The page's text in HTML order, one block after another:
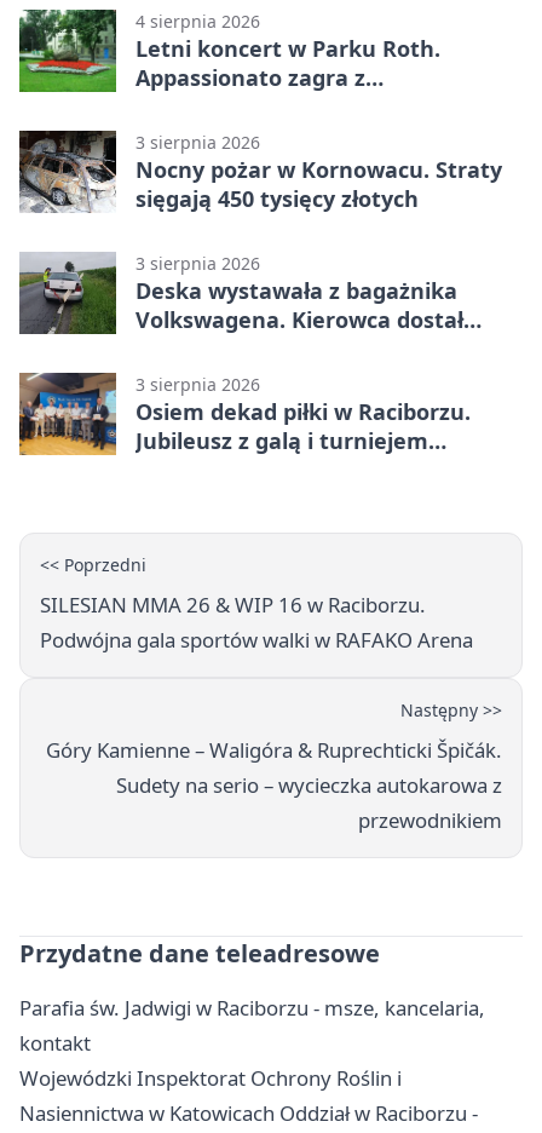
4 sierpnia 2026
Letni koncert w Parku Roth.
Appassionato zagra z
3 sierpnia 2026
Nocny pożar w Kornowacu. Straty
sięgają 450 tysięcy złotych
3 sierpnia 2026
Deska wystawała z bagażnika
Volkswagena. Kierowca dostał
3 sierpnia 2026
Osiem dekad piłki w Raciborzu.
Jubileusz z galą i turniejem
<< Poprzedni
SILESIAN MMA 26 & WIP 16 w Raciborzu.
Podwójna gala sportów walki w RAFAKO Arena
Następny >>
Góry Kamienne – Waligóra & Ruprechticki Špičák.
Sudety na serio – wycieczka autokarowa z
przewodnikiem
Przydatne dane teleadresowe
Parafia św. Jadwigi w Raciborzu - msze, kancelaria,
kontakt
Wojewódzki Inspektorat Ochrony Roślin i
Nasiennictwa w Katowicach Oddział w Raciborzu -